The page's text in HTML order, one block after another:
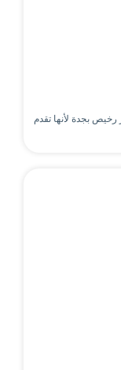
بجدة لأنها تقدم